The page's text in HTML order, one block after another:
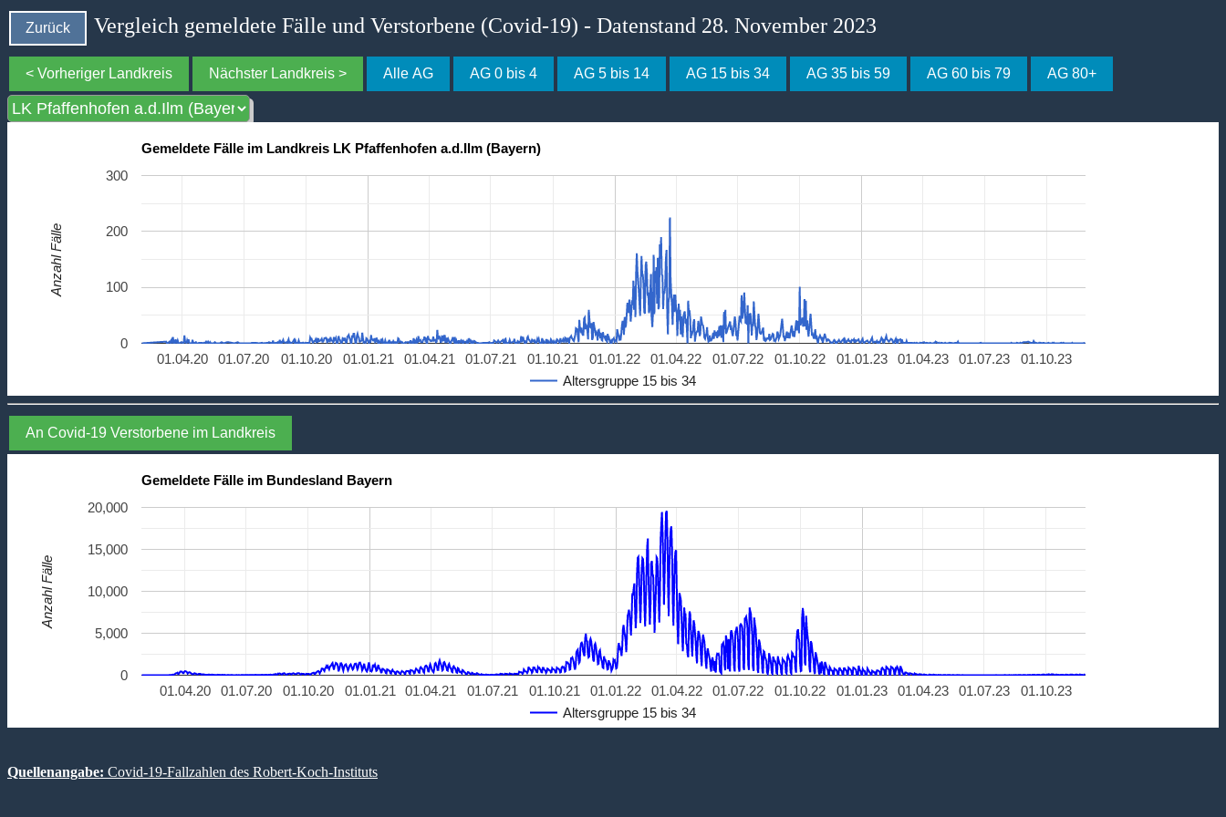
Zurück Vergleich gemeldete Fälle und Verstorbene (Covid-19) - Datenstand 28. November 2023
< Vorheriger Landkreis Nächster Landkreis > Alle AG AG 0 bis 4 AG 5 bis 14 AG 15 bis 34 AG 35 bis 59 AG 60 bis 79 AG 80+
Gemeldete Fälle im Landkreis LK Pfaffenhofen a.d.Ilm (Bayern)
Altersgruppe 15 bis 34
01.01.21 01.01.22 01.01.23
01.04.20 01.07.20 01.10.20 01.04.21 01.07.21 01.10.21 01.04.22 01.07.22 01.10.22 01.04.23 01.07.23 01.10.23
0
100
200
300
Anzahl Fälle
An Covid-19 Verstorbene im Landkreis
Gemeldete Fälle im Bundesland Bayern
Altersgruppe 15 bis 34
01.01.21 01.01.22 01.01.23
01.04.20 01.07.20 01.10.20 01.04.21 01.07.21 01.10.21 01.04.22 01.07.22 01.10.22 01.04.23 01.07.23 01.10.23
0
5,000
10,000
15,000
20,000
Anzahl Fälle
Quellenangabe: Covid-19-Fallzahlen des Robert-Koch-Instituts